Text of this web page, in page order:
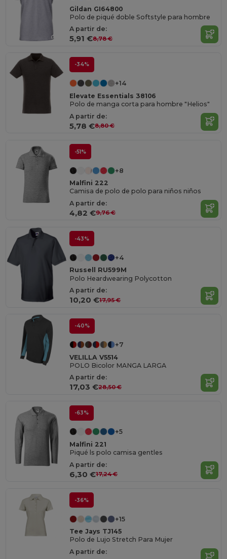
Gildan GI64800
Polo de piqué doble Softstyle para hombre
A partir de:
5,91 €8,78 €
-34%
+14
Elevate Essentials 38106
Polo de manga corta para hombre "Helios"
A partir de:
5,78 €8,80 €
-51%
+8
Malfini 222
Camisa de polo de polo para niños niños
A partir de:
4,82 €9,76 €
-43%
+4
Russell RU599M
Polo Heardwearing Polycotton
A partir de:
10,20 €17,95 €
-40%
+7
VELILLA V5514
POLO Bicolor MANGA LARGA
A partir de:
17,03 €28,50 €
-63%
+5
Malfini 221
Piqué ls polo camisa gentles
A partir de:
6,30 €17,24 €
-36%
+15
Tee Jays TJ145
Polo de Lujo Stretch Para Mujer
A partir de: